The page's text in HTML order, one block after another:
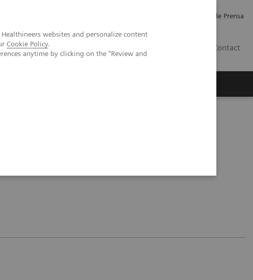
websites and personalize content
Cookie Policy.
anytime by clicking on the "Review and
Comunicados de Prensa
Contact